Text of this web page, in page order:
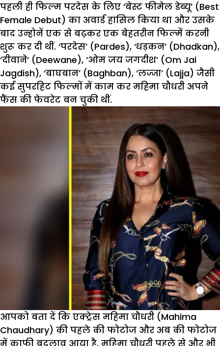
पहली ही फिल्म परदेस के लिए ‘बेस्ट फीमेल डेब्यू’ (Best
Female Debut) का अवार्ड हासिल किया था और उसके
बाद उन्होनें एक से बढ़कर एक बेहतरीन फिल्में करनी
शुरू कर दी थीं. ‘परदेस’ (Pardes), ‘धड़कन’ (Dhadkan),
‘दीवाने’ (Deewane), ‘ओम जय जगदीश’ (Om Jai
Jagdish), ‘बाघबान’ (Baghban), ‘लज्जा’ (Lajja) जैसी
कई सुपरहिट फिल्मों में काम कर महिमा चौधरी अपने
फैंस की फेवरेट बन चुकी थीं.
आपको बता दें कि एक्ट्रेस महिमा चौधरी (Mahima
Chaudhary) की पहले की फोटोज और अब की फोटोज
में काफी बदलाव आया है. महिमा चौधरी पहले से और भी